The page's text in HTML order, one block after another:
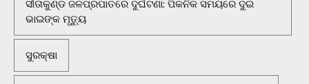
ସୀତାକୁଣ୍ଡ ଜଳପ୍ରପାତରେ ଦୁର୍ଘଟଣା: ପିକନିକ ସମୟରେ ଦୁଇ
ଭାଇଙ୍କ ମୃତ୍ୟୁ
ସୁରକ୍ଷା